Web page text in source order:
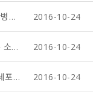
[2016 행사] 김종재 서울아산병원 아산생명과학연구원장 방문 2016-10-24
[2016 행사] 로베르토 브루존 소장, 제1회 한불 고등교육, 연구, 혁신의 만남 행사에서 초청 연자로 발표 진행 2016-10-24
[2016 행사] 2016 한국분자세포생물학회 국제 컨퍼런스 - IPK session 운영 (10/14) 2016-10-24